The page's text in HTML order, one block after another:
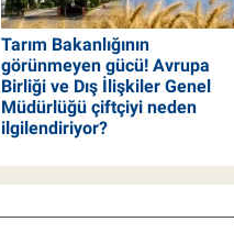
Tarım Bakanlığının
görünmeyen gücü! Avrupa
Birliği ve Dış İlişkiler Genel
Müdürlüğü çiftçiyi neden
ilgilendiriyor?